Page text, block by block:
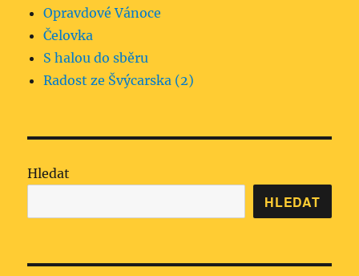
Opravdové Vánoce
Čelovka
S halou do sběru
Radost ze Švýcarska (2)
Hledat
HLEDAT